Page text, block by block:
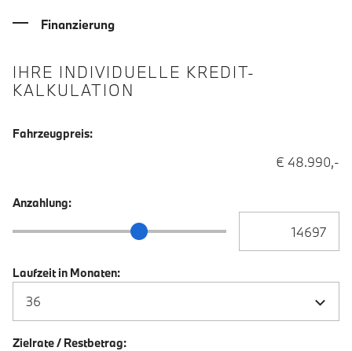
Finanzierung
IHRE INDIVIDUELLE KREDIT-
KALKULATION
Fahrzeugpreis:
€ 48.990,-
Anzahlung:
Anzahlung Schieberegler
Laufzeit in Monaten:
Zielrate / Restbetrag: